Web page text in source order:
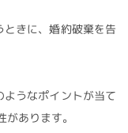
きに、婚約破棄を告
うなポイントが当て
あります。